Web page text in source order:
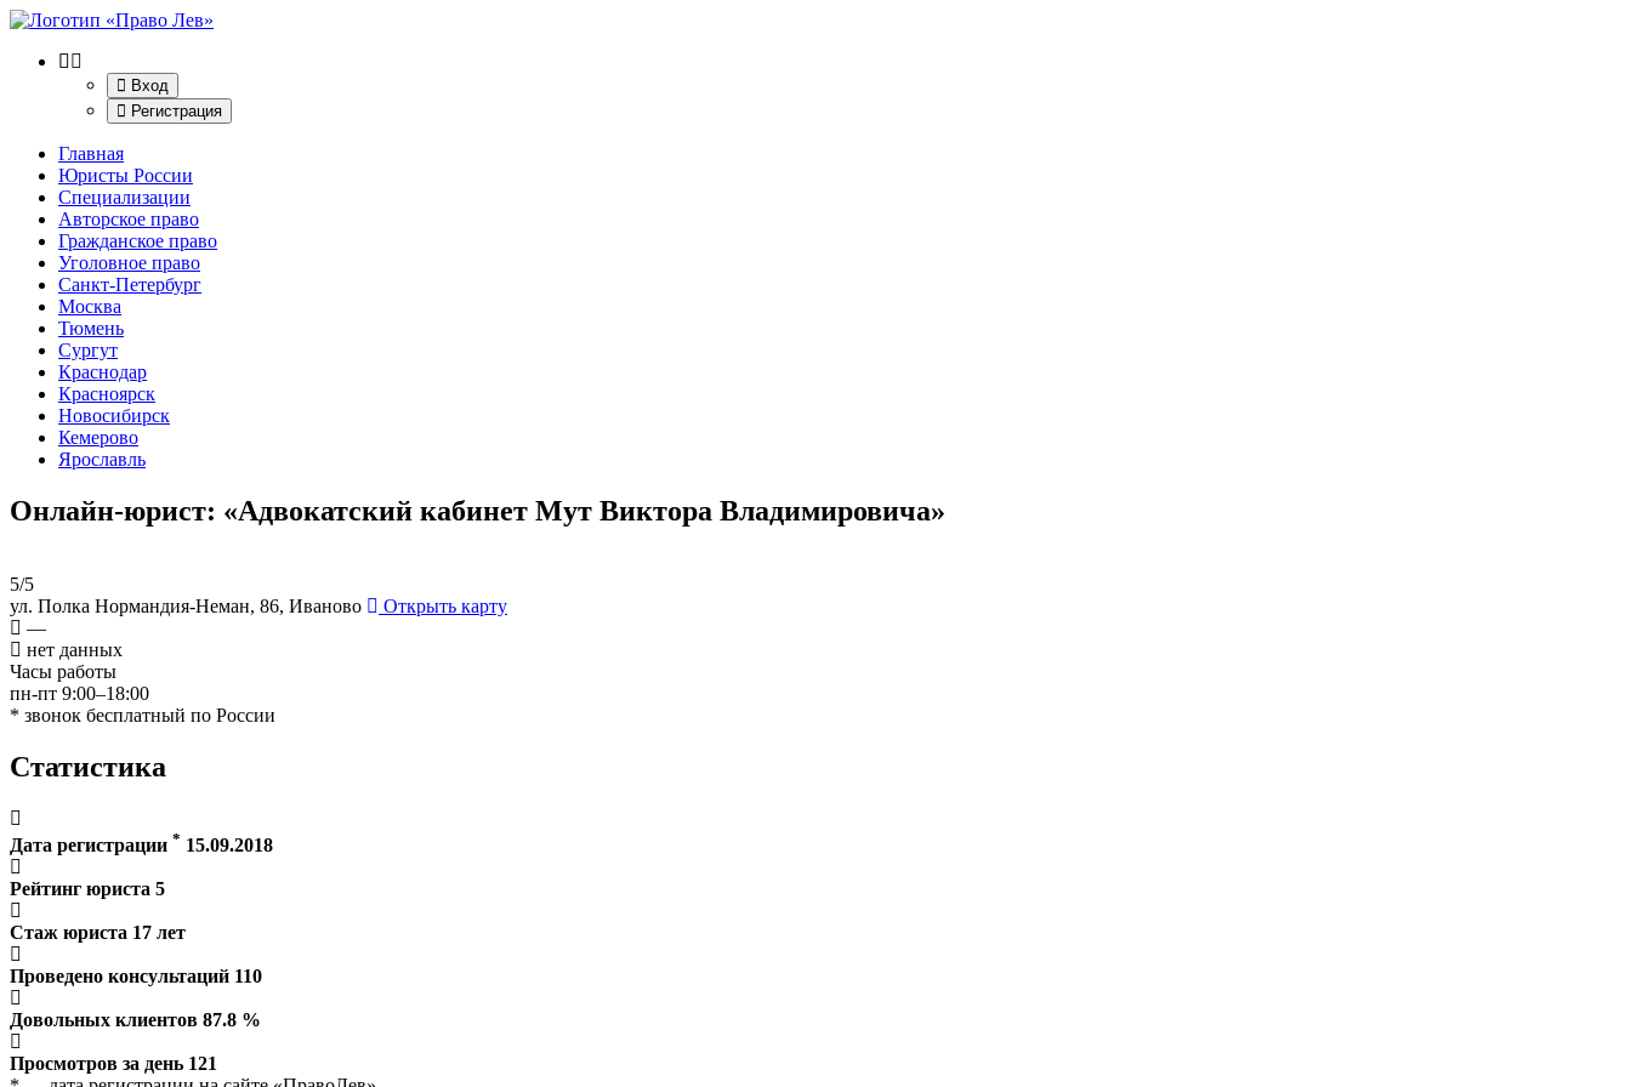
Вход
Регистрация
Главная
Юристы России
Специализации
Авторское право
Гражданское право
Уголовное право
Санкт-Петербург
Москва
Тюмень
Сургут
Краснодар
Красноярск
Новосибирск
Кемерово
Ярославль
Онлайн-юрист: «Адвокатский кабинет Мут Виктора Владимировича»
5/5
ул. Полка Нормандия-Неман, 86, Иваново
Открыть карту
—
нет данных
Часы работы
пн-пт 9:00–18:00
* звонок бесплатный по России
Статистика
Дата регистрации * 15.09.2018
Рейтинг юриста 5
Стаж юриста 17 лет
Проведено консультаций 110
Довольных клиентов 87.8 %
Просмотров за день 121